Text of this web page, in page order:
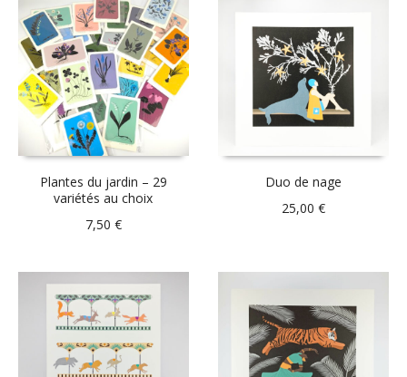
Plantes du jardin – 29
variétés au choix
7,50 €
Duo de nage
25,00€